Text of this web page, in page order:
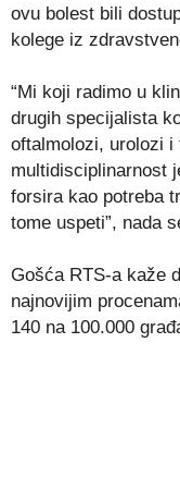
ovu bolest bili
kolege iz
“Mi koji radimo u
drugih specijalista
oftalmolozi, urolozi
multidisciplinarnost
forsira kao potreba
tome uspeti”, nada
Gošća RTS-a kaže
najnovijim
140 na 100.000